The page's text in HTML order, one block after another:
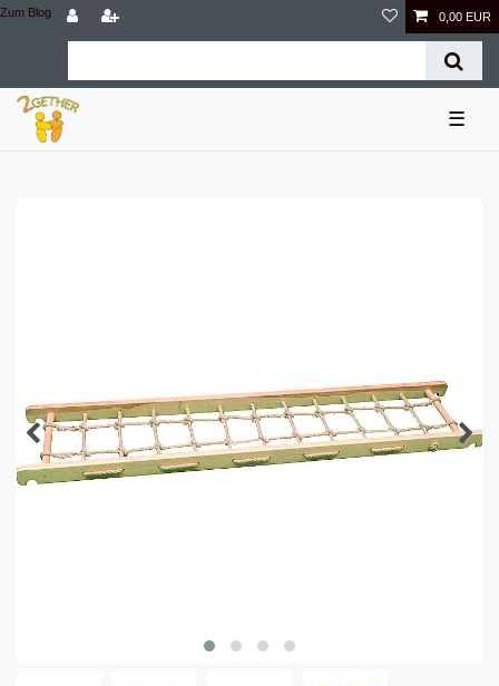
Zum Blog 0,00 EUR
☰